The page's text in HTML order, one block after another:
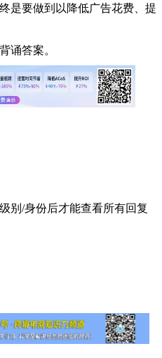
是要做到以降低广告花费、提
诵答案。
别/身份后才能查看所有回复